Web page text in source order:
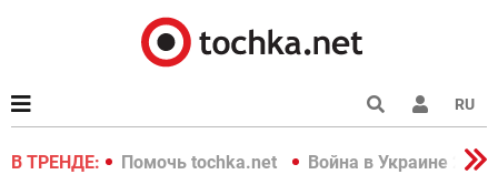
RU
В ТРЕНДЕ:
2022 Помочь tochka.net Война в Украине 2022